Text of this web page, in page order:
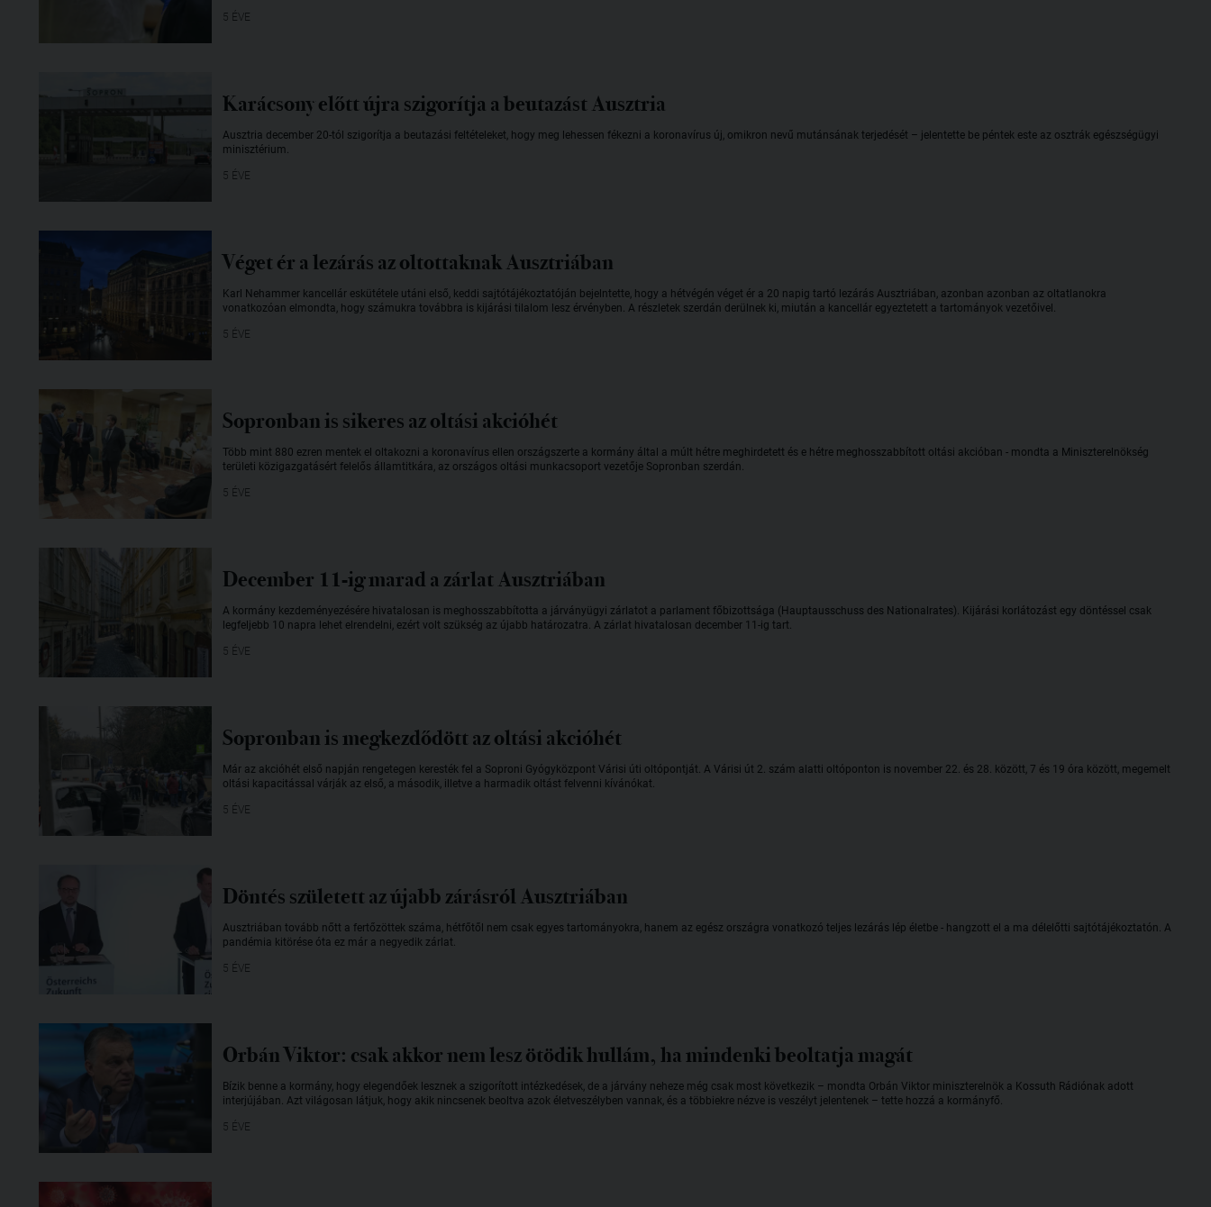
5 ÉVE
Karácsony előtt újra szigorítja a beutazást Ausztria
Ausztria december 20-tól szigorítja a beutazási feltételeket, hogy meg lehessen fékezni a koronavírus új, omikron nevű mutánsának terjedését – jelentette be péntek este az osztrák egészségügyi
minisztérium.
5 ÉVE
Véget ér a lezárás az oltottaknak Ausztriában
Karl Nehammer kancellár eskütétele utáni első, keddi sajtótájékoztatóján bejelntette, hogy a hétvégén véget ér a 20 napig tartó lezárás Ausztriában, azonban azonban az oltatlanokra
vonatkozóan elmondta, hogy számukra továbbra is kijárási tilalom lesz érvényben. A részletek szerdán derülnek ki, miután a kancellár egyeztetett a tartományok vezetőivel.
5 ÉVE
Sopronban is sikeres az oltási akcióhét
Több mint 880 ezren mentek el oltakozni a koronavírus ellen országszerte a kormány által a múlt hétre meghirdetett és e hétre meghosszabbított oltási akcióban - mondta a Miniszterelnökség
területi közigazgatásért felelős államtitkára, az országos oltási munkacsoport vezetője Sopronban szerdán.
5 ÉVE
December 11-ig marad a zárlat Ausztriában
A kormány kezdeményezésére hivatalosan is meghosszabbította a járványügyi zárlatot a parlament főbizottsága (Hauptausschuss des Nationalrates). Kijárási korlátozást egy döntéssel csak
legfeljebb 10 napra lehet elrendelni, ezért volt szükség az újabb határozatra. A zárlat hivatalosan december 11-ig tart.
5 ÉVE
Sopronban is megkezdődött az oltási akcióhét
Már az akcióhét első napján rengetegen keresték fel a Soproni Gyógyközpont Várisi úti oltópontját. A Várisi út 2. szám alatti oltóponton is november 22. és 28. között, 7 és 19 óra között, megemelt
oltási kapacitással várják az első, a második, illetve a harmadik oltást felvenni kívánókat.
5 ÉVE
Döntés született az újabb zárásról Ausztriában
Ausztriában tovább nőtt a fertőzöttek száma, hétfőtől nem csak egyes tartományokra, hanem az egész országra vonatkozó teljes lezárás lép életbe - hangzott el a ma délelőtti sajtótájékoztatón. A
pandémia kitörése óta ez már a negyedik zárlat.
5 ÉVE
Orbán Viktor: csak akkor nem lesz ötödik hullám, ha mindenki beoltatja magát
Bízik benne a kormány, hogy elegendőek lesznek a szigorított intézkedések, de a járvány neheze még csak most következik – mondta Orbán Viktor miniszterelnök a Kossuth Rádiónak adott
interjújában. Azt világosan látjuk, hogy akik nincsenek beoltva azok életveszélyben vannak, és a többiekre nézve is veszélyt jelentenek – tette hozzá a kormányfő.
5 ÉVE